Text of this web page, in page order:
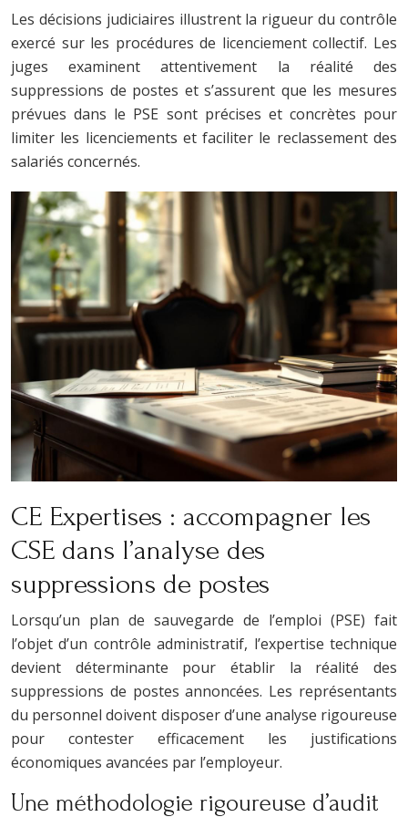
Les décisions judiciaires illustrent la rigueur du contrôle
exercé sur les procédures de licenciement collectif. Les
juges examinent attentivement la réalité des
suppressions de postes et s’assurent que les mesures
prévues dans le PSE sont précises et concrètes pour
limiter les licenciements et faciliter le reclassement des
salariés concernés.
CE Expertises : accompagner les
CSE dans l’analyse des
suppressions de postes
Lorsqu’un plan de sauvegarde de l’emploi (PSE) fait
l’objet d’un contrôle administratif, l’expertise technique
devient déterminante pour établir la réalité des
suppressions de postes annoncées. Les représentants
du personnel doivent disposer d’une analyse rigoureuse
pour contester efficacement les justifications
économiques avancées par l’employeur.
Une méthodologie rigoureuse d’audit